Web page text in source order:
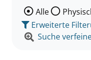
Wählen Sie die
Alle
Erweiterte
Suche